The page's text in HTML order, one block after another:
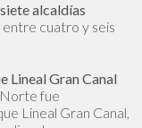
alcaldías
cuatro y seis
Lineal Gran Canal
Norte fue
Lineal Gran Canal,